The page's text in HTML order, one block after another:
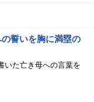
誓いを胸に満塁の
いた亡き母への言葉を